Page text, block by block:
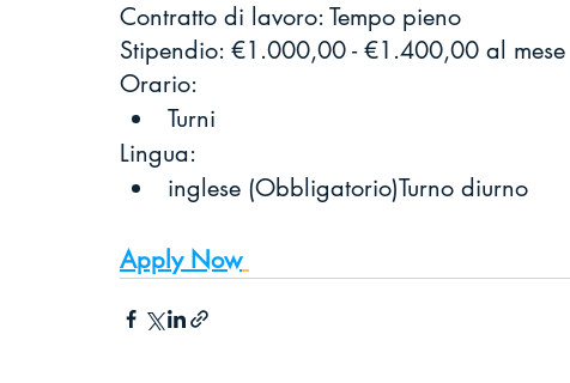
Contratto di lavoro: Tempo pieno
Stipendio: €1.000,00 - €1.400,00 al mese
Orario:
Turni
Lingua:
inglese (Obbligatorio)Turno diurno
Apply Now